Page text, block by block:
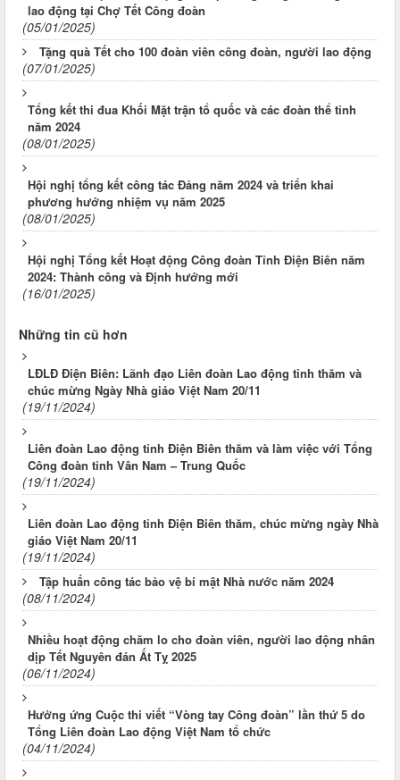
lao động tại Chợ Tết Công đoàn
(05/01/2025)
Tặng quà Tết cho 100 đoàn viên công đoàn, người lao động
(07/01/2025)
Tổng kết thi đua Khối Mặt trận tổ quốc và các đoàn thể tỉnh
năm 2024
(08/01/2025)
Hội nghị tổng kết công tác Đảng năm 2024 và triển khai
phương hướng nhiệm vụ năm 2025
(08/01/2025)
Hội nghị Tổng kết Hoạt động Công đoàn Tỉnh Điện Biên năm
2024: Thành công và Định hướng mới
(16/01/2025)
Những tin cũ hơn
LĐLĐ Điện Biên: Lãnh đạo Liên đoàn Lao động tỉnh thăm và
chúc mừng Ngày Nhà giáo Việt Nam 20/11
(19/11/2024)
Liên đoàn Lao động tỉnh Điện Biên thăm và làm việc với Tổng
Công đoàn tỉnh Vân Nam – Trung Quốc
(19/11/2024)
Liên đoàn Lao động tỉnh Điện Biên thăm, chúc mừng ngày Nhà
giáo Việt Nam 20/11
(19/11/2024)
Tập huấn công tác bảo vệ bí mật Nhà nước năm 2024
(08/11/2024)
Nhiều hoạt động chăm lo cho đoàn viên, người lao động nhân
dịp Tết Nguyên đán Ất Tỵ 2025
(06/11/2024)
Hưởng ứng Cuộc thi viết “Vòng tay Công đoàn” lần thứ 5 do
Tổng Liên đoàn Lao động Việt Nam tổ chức
(04/11/2024)